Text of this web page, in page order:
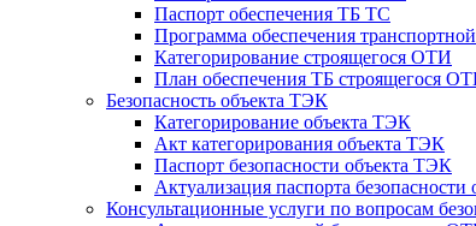
Паспорт обеспечения ТБ ТС
Программа обеспечения
Категорирование строящегося ОТИ
План обеспечения ТБ строящегося
Безопасность объекта ТЭК
Категорирование объекта ТЭК
Акт категорирования объекта ТЭК
Паспорт безопасности объекта ТЭК
Актуализация паспорта
Консультационные услуги по вопросам